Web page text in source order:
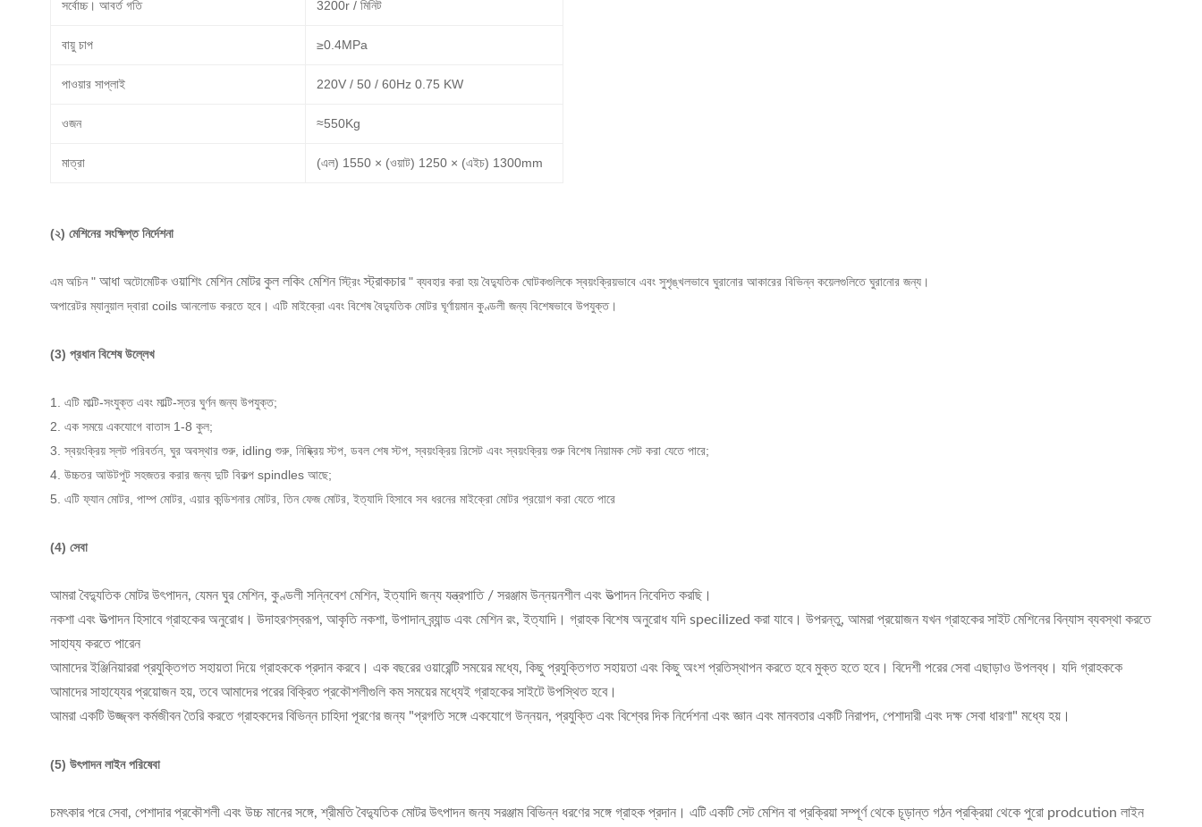
সর্বোচ্চ। আবর্ত গতি 3200r / মিনিট
বায়ু চাপ ≥0.4MPa
পাওয়ার সাপ্লাই 220V / 50 / 60Hz 0.75 KW
ওজন ≈550Kg
মাত্রা (এল) 1550 × (ওয়াট) 1250 × (এইচ) 1300mm
(২) মেশিনের সংক্ষিপ্ত নির্দেশনা
এম অচিন " আধা অটোমেটিক ওয়াশিং মেশিন মোটর কুল লকিং মেশিন স্ট্রিংস্ট্রাকচার" ব্যবহার করা হয় বৈদ্যুতিক ঘোটকগুলিকে স্বয়ংক্রিয়ভাবে এবং সুশৃঙ্খলভাবে ঘুরানোর আকারের বিভিন্ন কয়েলগুলিতে ঘুরানোর জন্য।
অপারেটর ম্যানুয়াল দ্বারা coils আনলোড করতে হবে। এটি মাইক্রো এবং বিশেষ বৈদ্যুতিক মোটর ঘূর্ণায়মান কুণ্ডলী জন্য বিশেষভাবে উপযুক্ত।
(3) প্রধান বিশেষ উল্লেখ
1. এটি মাল্টি-সংযুক্ত এবং মাল্টি-স্তর ঘুর্ণন জন্য উপযুক্ত;
2. এক সময়ে একযোগে বাতাস 1-8 কুল;
3. স্বয়ংক্রিয় স্লট পরিবর্তন, ঘুর অবস্থার শুরু, idling শুরু, নিষ্ক্রিয় স্টপ, ডবল শেষ স্টপ, স্বয়ংক্রিয় রিসেট এবং স্বয়ংক্রিয় শুরু বিশেষ নিয়ামক সেট করা যেতে পারে;
4. উচ্চতর আউটপুট সহজতর করার জন্য দুটি বিকল্প spindles আছে;
5. এটি ফ্যান মোটর, পাম্প মোটর, এয়ার কন্ডিশনার মোটর, তিন ফেজ মোটর, ইত্যাদি হিসাবে সব ধরনের মাইক্রো মোটর প্রয়োগ করা যেতে পারে
(4) সেবা
আমরা বৈদ্যুতিক মোটর উৎপাদন, যেমন ঘুর মেশিন, কুণ্ডলী সন্নিবেশ মেশিন, ইত্যাদি জন্য যন্ত্রপাতি / সরঞ্জাম উন্নয়নশীল এবং উত্পাদন নিবেদিত করছি।
নকশা এবং উত্পাদন হিসাবে গ্রাহকের অনুরোধ। উদাহরণস্বরূপ, আকৃতি নকশা, উপাদান ব্র্যান্ড এবং মেশিন রং, ইত্যাদি। গ্রাহক বিশেষ অনুরোধ যদি specilized করা যাবে। উপরন্তু, আমরা প্রয়োজন যখন গ্রাহকের সাইট মেশিনের বিন্যাস ব্যবস্থা করতে
সাহায্য করতে পারেন
আমাদের ইঞ্জিনিয়াররা প্রযুক্তিগত সহায়তা দিয়ে গ্রাহককে প্রদান করবে। এক বছরের ওয়ারেন্টি সময়ের মধ্যে, কিছু প্রযুক্তিগত সহায়তা এবং কিছু অংশ প্রতিস্থাপন করতে হবে মুক্ত হতে হবে। বিদেশী পরের সেবা এছাড়াও উপলব্ধ। যদি গ্রাহককে
আমাদের সাহায্যের প্রয়োজন হয়, তবে আমাদের পরের বিক্রিত প্রকৌশলীগুলি কম সময়ের মধ্যেই গ্রাহকের সাইটে উপস্থিত হবে।
আমরা একটি উজ্জ্বল কর্মজীবন তৈরি করতে গ্রাহকদের বিভিন্ন চাহিদা পূরণের জন্য "প্রগতি সঙ্গে একযোগে উন্নয়ন, প্রযুক্তি এবং বিশ্বের দিক নির্দেশনা এবং জ্ঞান এবং মানবতার একটি নিরাপদ, পেশাদারী এবং দক্ষ সেবা ধারণা" মধ্যে হয়।
(5) উৎপাদন লাইন পরিষেবা
চমৎকার পরে সেবা, পেশাদার প্রকৌশলী এবং উচ্চ মানের সঙ্গে, শ্রীমতি বৈদ্যুতিক মোটর উৎপাদন জন্য সরঞ্জাম বিভিন্ন ধরণের সঙ্গে গ্রাহক প্রদান। এটি একটি সেট মেশিন বা প্রক্রিয়া সম্পূর্ণ থেকে চূড়ান্ত গঠন প্রক্রিয়া থেকে পুরো prodcution লাইন